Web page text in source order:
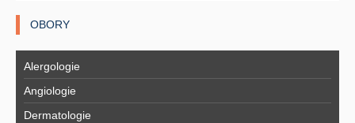
OBORY
Alergologie
Angiologie
Dermatologie